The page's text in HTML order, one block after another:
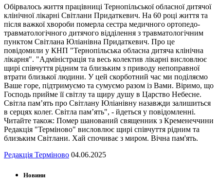
Обірвалось життя працівниці Тернопільської обласної дитячої
клінічної лікарні Світлани Придаткевич. На 60 році життя та
після важкої хвороби померла сестра медичного ортопедо-
травматологічного дитячого відділення з травматологічним
пунктом Світлана Юліанівна Придаткевич. Про це
повідомили у КНП "Тернопільська обласна дитяча клінічна
лікарня". "Адміністрація та весь колектив лікарні висловлює
щирі співчуття рідним та близьким з приводу непоправної
втрати близької людини. У цей скорботний час ми поділяємо
Ваше горе, підтримуємо та сумуємо разом із Вами. Віримо, що
Господь прийме її світлу та щиру душу в Царство Небесне.
Світла пам’ять про Світлану Юліанівну назавжди залишиться
в серцях колег. Світла пам’ять", - йдеться у повідомленні.
Читайте також: Помер шанований священник з Кременеччини
Редакція "Терміново" висловлює щирі співчуття рідним та
близьким Світлани. Хай спочиває з миром. Вічна пам'ять.
Редакція Терміново 04.06.2025
Новини